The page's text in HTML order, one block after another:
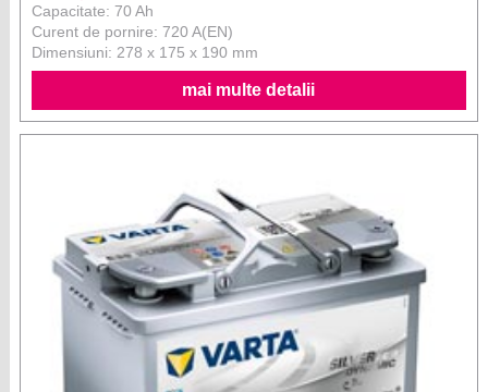
Capacitate: 70 Ah
Curent de pornire: 720 A(EN)
Dimensiuni: 278 x 175 x 190 mm
mai multe detalii